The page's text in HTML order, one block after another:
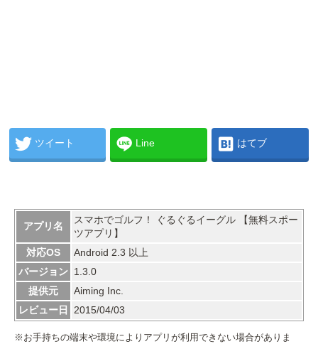
ツイート Line はてブ
アプリ名
スマホでゴルフ！ ぐるぐるイーグル 【無料スポー
ツアプリ】
対応OS
Android 2.3 以上
バージョン
1.3.0
提供元
Aiming Inc.
レビュー日
2015/04/03
※お手持ちの端末や環境によりアプリが利用できない場合がありま